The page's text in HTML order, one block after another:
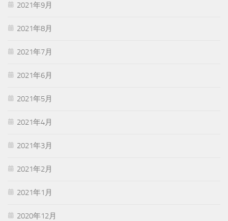
2021年9月
2021年8月
2021年7月
2021年6月
2021年5月
2021年4月
2021年3月
2021年2月
2021年1月
2020年12月